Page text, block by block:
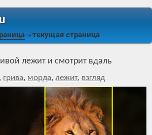
⇒ текущая страница
лежит и смотрит вдаль
, грива, морда,лежит, взгляд